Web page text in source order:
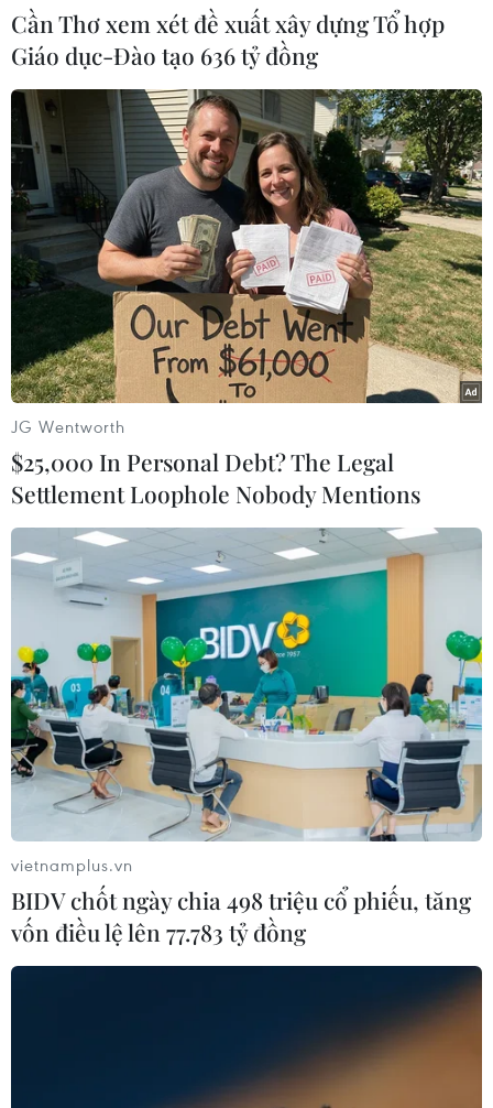
Nhìn chân núi của danh thắng núi Rồng, biển Quỳnh nổi bật với
khung cảnh thiên nhiên nguyên sơ, bình yên. (Ảnh: Xuân
Tiến/TTXVN)
Biển Quỳnh có nhiều dải núi đá mang hình dáng khác nhau,
vươn mình ra biển khơi tạo nên địa hình, địa mạo và cảnh quan
biển, rừng, núi khá độc đáo. (Ảnh: Xuân Tiến/TTXVN)
(TTXVN/Vietnam+)
Cần Thơ xem xét đề xuất xây dựng Tổ hợp
Giáo dục-Đào tạo 636 tỷ đồng
JG Wentworth
$25,000 In Personal Debt? The Legal
Settlement Loophole Nobody Mentions
vietnamplus.vn
BIDV chốt ngày chia 498 triệu cổ phiếu, tăng
vốn điều lệ lên 77.783 tỷ đồng